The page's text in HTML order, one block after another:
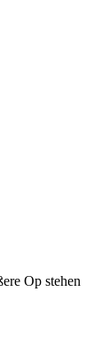
Op stehen